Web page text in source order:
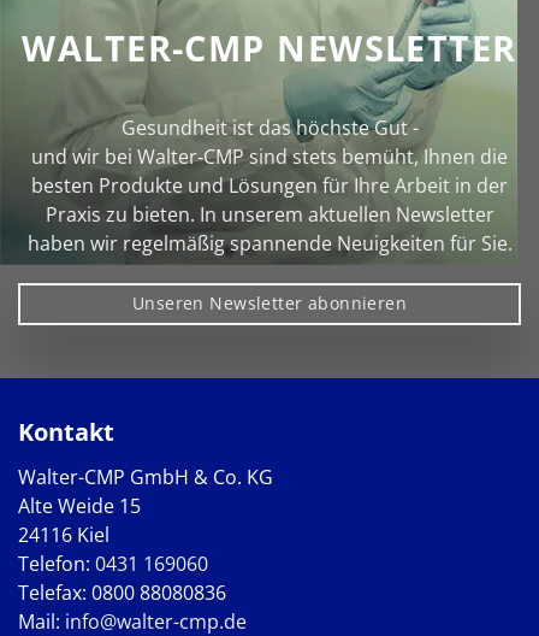
WALTER-CMP NEWSLETTER
Gesundheit ist das höchste Gut -
und wir bei Walter‑CMP sind stets bemüht, Ihnen die
besten Produkte und Lösungen für Ihre Arbeit in der
Praxis zu bieten. In unserem aktuellen Newsletter
haben wir regelmäßig spannende Neuigkeiten für Sie.
Unseren Newsletter abonnieren
Kontakt
Walter-CMP GmbH & Co. KG
Alte Weide 15
24116 Kiel
Telefon: 0431 169060
Telefax: 0800 88080836
Mail: info@walter-cmp.de